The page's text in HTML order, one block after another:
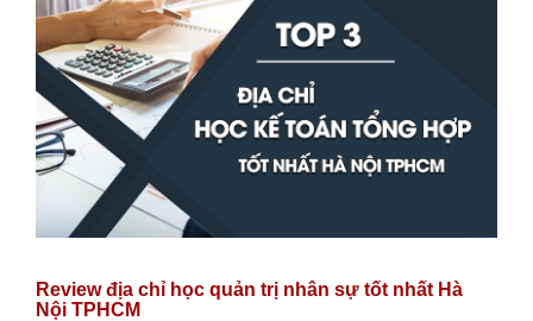
Review địa chỉ học quản trị nhân sự tốt nhất Hà
Nội TPHCM